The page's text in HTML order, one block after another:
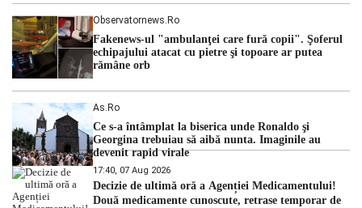
Observatornews.ro
Fakenews-ul "ambulanţei care fură copii". Şoferul
echipajului atacat cu pietre şi topoare ar putea
rămâne orb
As.ro
Ce s-a întâmplat la biserica unde Ronaldo şi
Georgina trebuiau să aibă nunta. Imaginile au
devenit rapid virale
17:40, 07 Aug 2026
Decizie de ultimă oră a Agenției Medicamentului!
Două medicamente cunoscute, retrase temporar de